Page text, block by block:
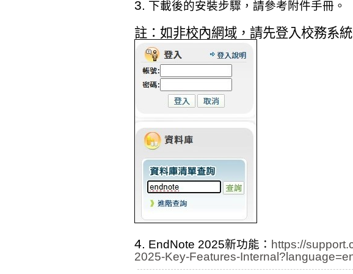
3. 下載後的安裝步驟，請參考附件手冊。
註：如非校內網域，請先登入校務系
4. EndNote 2025新功能： https://
2025-Key-Features-